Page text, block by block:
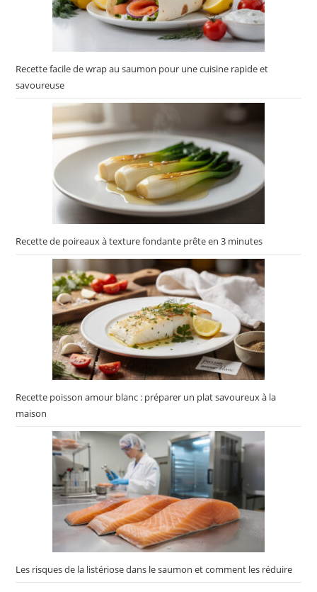
Recette facile de wrap au saumon pour une cuisine rapide et
savoureuse
Recette de poireaux à texture fondante prête en 3 minutes
Recette poisson amour blanc : préparer un plat savoureux à la
maison
Les risques de la listériose dans le saumon et comment les réduire